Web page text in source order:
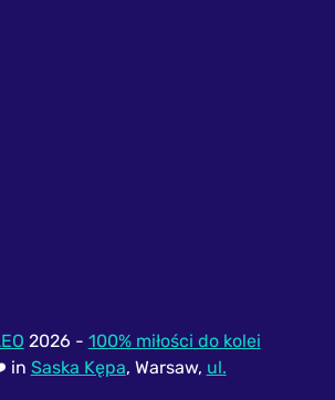
2026 - 100% miłości do kolei
in Saska Kępa, Warsaw, ul.